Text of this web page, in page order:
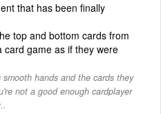
that has been finally
top and bottom cards from
game as if they were
hands and the cards they
not a good enough cardplayer